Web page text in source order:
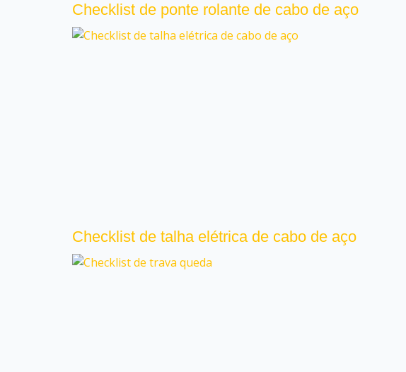
Checklist de ponte rolante de cabo de aço
Checklist de talha elétrica de cabo de aço